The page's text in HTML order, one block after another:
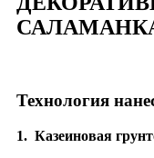
Технология
1. Казеиновая